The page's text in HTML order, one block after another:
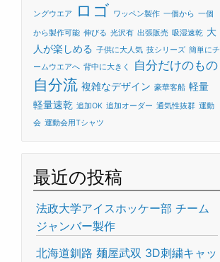
ングウエア ロゴ ワッペン製作 一個から 一個
から製作可能 伸びる 光沢有 出張販売 吸湿速乾 大
人が楽しめる 子供に大人気 技シリーズ 簡単にチ
ームウエアへ 背中に大きく 自分だけのもの
自分流 複雑なデザイン 豪華客船 軽量
軽量速乾 追加OK 追加オーダー 通気性抜群 運動
会 運動会用Tシャツ
最近の投稿
法政大学アイスホッケー部 チーム
ジャンバー製作
北海道釧路 麺屋武双 3D刺繍キャッ